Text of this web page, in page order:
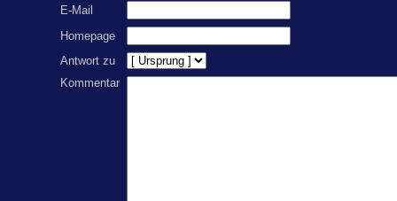
E-Mail
Homepage
Antwort zu
Kommentar